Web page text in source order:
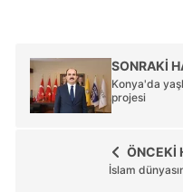
SONRAKİ
Konya'da
projesi
ÖNCEKİ
İslam